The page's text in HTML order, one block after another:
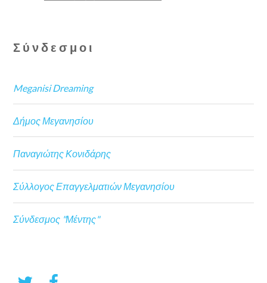
Σύνδεσμοι
Meganisi Dreaming
Δήμος Μεγανησίου
Παναγιώτης Κονιδάρης
Σύλλογος Επαγγελματιών Μεγανησίου
Σύνδεσμος "Μέντης"